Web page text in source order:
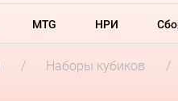
MTG НРИ
Наборы кубиков